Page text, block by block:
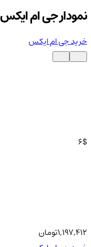
نمودار جی ام ایکس (GMX)
خرید جی ام ایکس
6$
1,197,412تومان